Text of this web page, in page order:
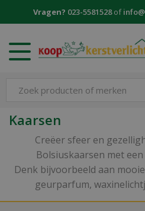
Vragen? 023-5581528of
Kaarsen
Creëer sfeer en
Bolsiuskaarsen met
Denk bijvoorbeeld aan
geurparfum,